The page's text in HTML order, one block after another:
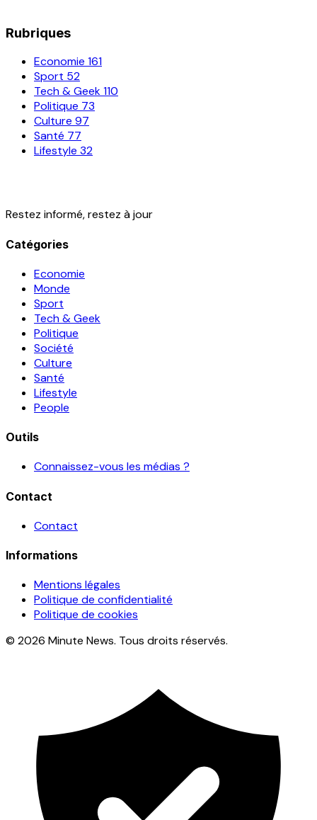
Rubriques
Economie 161
Sport 52
Tech & Geek110
Politique 73
Culture 97
Santé 77
Lifestyle 32
Restez informé, restez à jour
Catégories
Economie
Monde
Sport
Tech & Geek
Politique
Société
Culture
Santé
Lifestyle
People
Outils
Connaissez-vous les médias ?
Contact
Contact
Informations
Mentions légales
Politique de confidentialité
Politique de cookies
© 2026 Minute News. Tous droits réservés.